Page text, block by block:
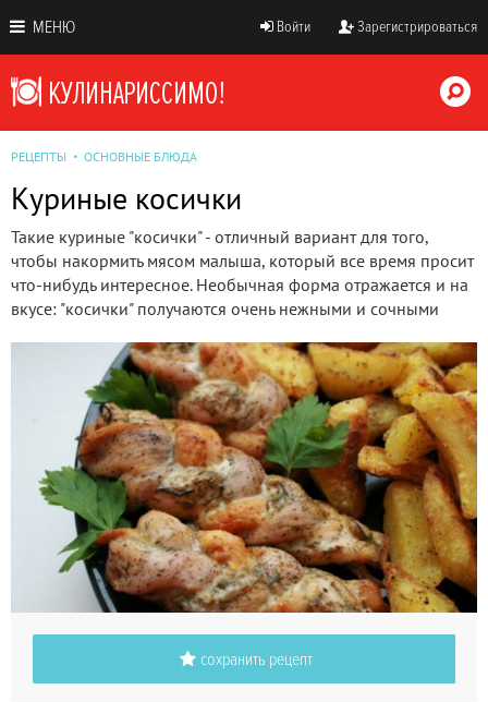
МЕНЮ Войти Зарегистрироваться
РЕЦЕПТЫ ОСНОВНЫЕ БЛЮДА
Куриные косички
Такие куриные "косички" - отличный вариант для того,
чтобы накормить мясом малыша, который все время просит
что-нибудь интересное. Необычная форма отражается и на
вкусе: "косички" получаются очень нежными и сочными
сохранить рецепт